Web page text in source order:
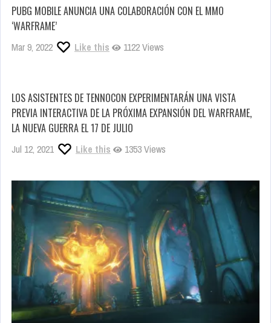
PUBG MOBILE ANUNCIA UNA COLABORACIÓN CON EL MMO
‘WARFRAME’
Mar 9, 2022 Like this 1122 Views
LOS ASISTENTES DE TENNOCON EXPERIMENTARÁN UNA VISTA
PREVIA INTERACTIVA DE LA PRÓXIMA EXPANSIÓN DEL WARFRAME,
LA NUEVA GUERRA EL 17 DE JULIO
Jul 12, 2021 Like this 1353 Views